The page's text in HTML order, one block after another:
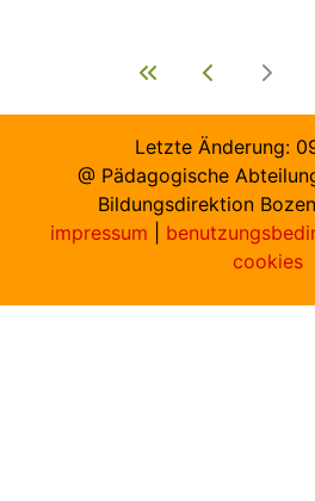
Letzte Änderung:
@ Pädagogische
Bildungsdirektion
impressum
cookies